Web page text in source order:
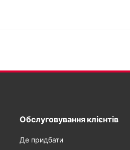
Обслуговування клієнтів
Де придбати